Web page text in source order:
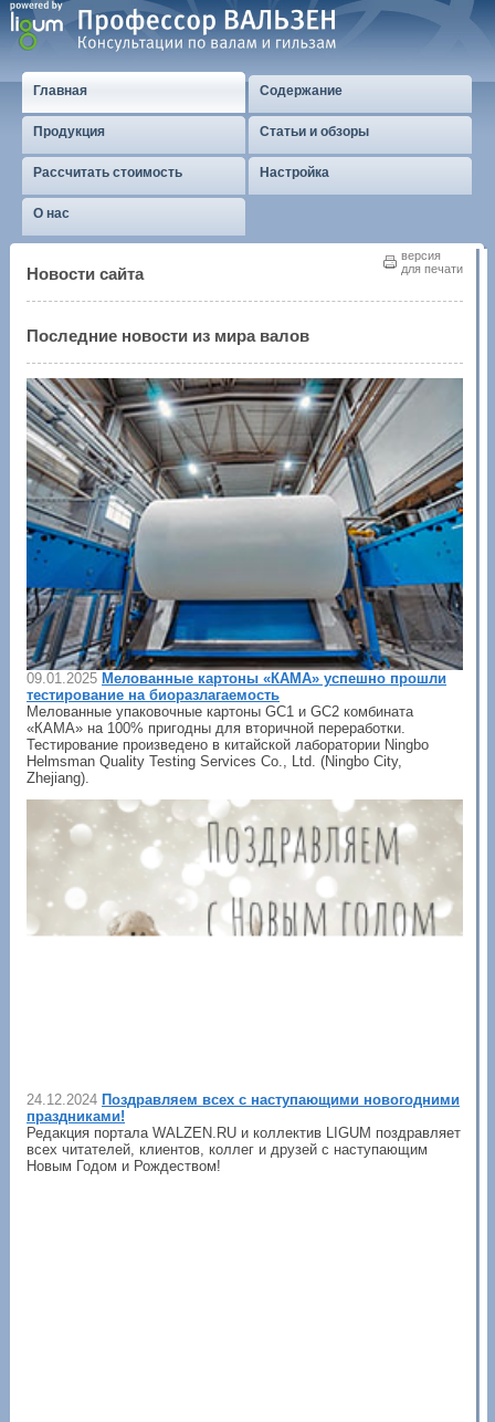
Главная Содержание
Продукция Статьи и обзоры
Рассчитать стоимость Настройка
О нас
версия
для печати
Новости сайта
Последние новости из мира валов
09.01.2025 Мелованные картоны «КАМА» успешно прошли
тестирование на биоразлагаемость
Мелованные упаковочные картоны GC1 и GC2 комбината
«КАМА» на 100% пригодны для вторичной переработки.
Тестирование произведено в китайской лаборатории Ningbo
Helmsman Quality Testing Services Co., Ltd. (Ningbo City,
Zhejiang).
24.12.2024 Поздравляем всех с наступающими новогодними
праздниками!
Редакция портала WALZEN.RU и коллектив LIGUM поздравляет
всех читателей, клиентов, коллег и друзей с наступающим
Новым Годом и Рождеством!